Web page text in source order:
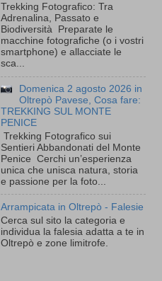
Trekking Fotografico: Tra
Adrenalina, Passato e
Biodiversità Preparate le
macchine fotografiche (o i vostri
smartphone) e allacciate le
sca...
Domenica 2 agosto 2026 in
Oltrepò Pavese, Cosa fare:
TREKKING SUL MONTE
PENICE
Trekking Fotografico sui
Sentieri Abbandonati del Monte
Penice Cerchi un’esperienza
unica che unisca natura, storia
e passione per la foto...
Arrampicata in Oltrepò - Falesie
Cerca sul sito la categoria e
individua la falesia adatta a te in
Oltrepò e zone limitrofe.